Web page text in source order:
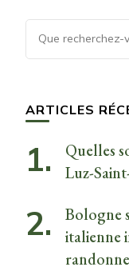
Vous
recherchiez
ARTICLES
Quelles
Luz-
Bologne
italienne